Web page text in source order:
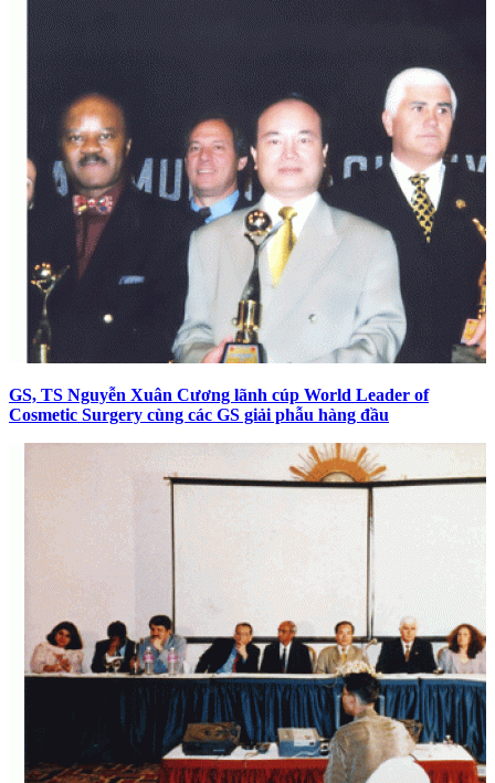
GS, TS Nguyễn Xuân Cương lãnh cúp World Leader of
Cosmetic Surgery cùng các GS giải phẫu hàng đầu